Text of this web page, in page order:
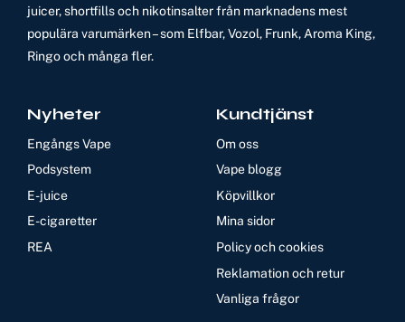
juicer, shortfills och nikotinsalter från marknadens mest
populära varumärken – som Elfbar, Vozol, Frunk, Aroma King,
Ringo och många fler.
Nyheter
Engångs Vape
Podsystem
E-juice
E-cigaretter
REA
Kundtjänst
Om oss
Vape blogg
Köpvillkor
Mina sidor
Policy och cookies
Reklamation och retur
Vanliga frågor